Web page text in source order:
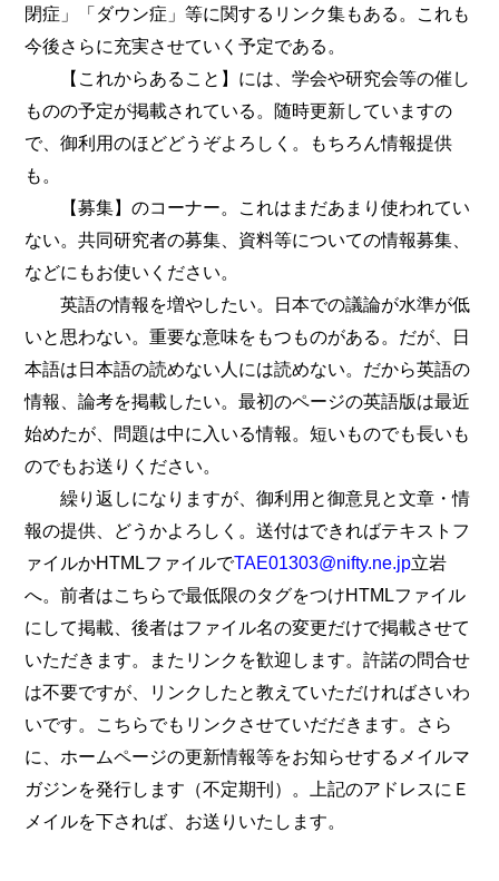
閉症」「ダウン症」等に関するリンク集もある。これも
今後さらに充実させていく予定である。
【これからあること】には、学会や研究会等の催し
ものの予定が掲載されている。随時更新していますの
で、御利用のほどどうぞよろしく。もちろん情報提供
も。
【募集】のコーナー。これはまだあまり使われてい
ない。共同研究者の募集、資料等についての情報募集、
などにもお使いください。
英語の情報を増やしたい。日本での議論が水準が低
いと思わない。重要な意味をもつものがある。だが、日
本語は日本語の読めない人には読めない。だから英語の
情報、論考を掲載したい。最初のページの英語版は最近
始めたが、問題は中に入いる情報。短いものでも長いも
のでもお送りください。
繰り返しになりますが、御利用と御意見と文章・情
報の提供、どうかよろしく。送付はできればテキストフ
ァイルかHTMLファイルでTAE01303@nifty.ne.jp立岩
へ。前者はこちらで最低限のタグをつけHTMLファイル
にして掲載、後者はファイル名の変更だけで掲載させて
いただきます。またリンクを歓迎します。許諾の問合せ
は不要ですが、リンクしたと教えていただければさいわ
いです。こちらでもリンクさせていだだきます。さら
に、ホームページの更新情報等をお知らせするメイルマ
ガジンを発行します（不定期刊）。上記のアドレスにＥ
メイルを下されば、お送りいたします。